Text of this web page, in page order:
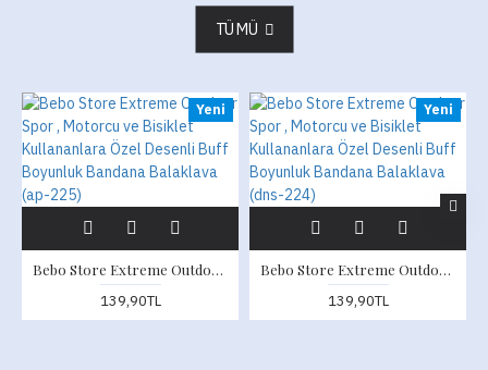
TÜMÜ
Yeni
Bebo Store Extreme Outdoor Spor , Motorcu ve Bisiklet Kullananlara Özel Desenli Buff Boyunluk Bandana Balaklava (ap-225)
139,90TL
Yeni
Bebo Store Extreme Outdoor Spor , Motorcu ve Bisiklet Kullananlara Özel Desenli Buff Boyunluk Bandana Balaklava (dns-224)
139,90TL